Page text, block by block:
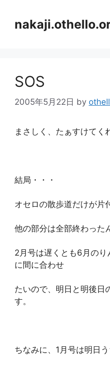
SOS
2005年5月22日 by
まさしく、たぁすけてく
結局・・・
オセロの散歩道だけが片
他の部分は全部終わった
2月号は遅くとも6月の
に間に合わせ
たいので、明日と明後日
す。
ちなみに、1月号は明日う